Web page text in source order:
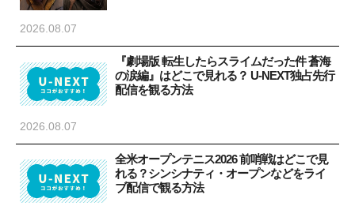
2026.08.07
『劇場版 転生したらスライムだった件 蒼海
の涙編』はどこで見れる？ U-NEXT独占先行
配信を観る方法
2026.08.07
全米オープンテニス2026 前哨戦はどこで見
れる？シンシナティ・オープンなどをライ
ブ配信で観る方法